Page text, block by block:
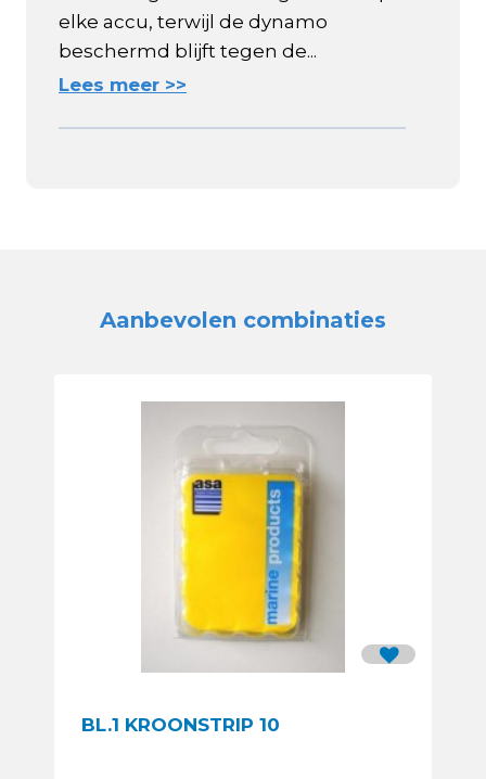
elke accu, terwijl de dynamo
beschermd blijft tegen de...
Lees meer >>
Aanbevolen combinaties
BL.1 KROONSTRIP 10